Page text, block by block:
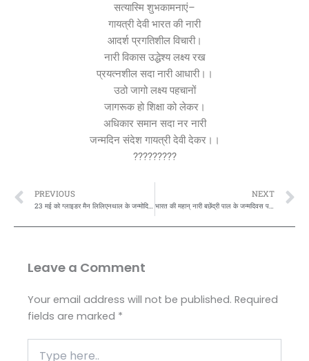
सत्यास्मि शुभकामनाएं–
गायत्री देवी भारत की नारी
आदर्श प्रगतिशील विचारी।
नारी विकास उद्धेश्य लक्ष्य रख
प्रयत्नशील सदा नारी आधारी।।
उठो जागो लक्ष्य पहचानों
जागरूक हो शिक्षा को लेकर।
अधिकार समान सदा नर नारी
जन्मदिन संदेश गायत्री देवी देकर।।
?????????
Prev
PREVIOUS
23 मई को ग्लाइडर मैन लिलिएनथाल के जन्मोदिवस पर सत्यास्मि मिशन की शुभकामनाएं:
NEXT
भारत की महान् नारी बछेंद्री पाल के जन्मदिवस पर सत्यास्मि मिशन की शुभकामनाएं:
Leave a Comment
Your email address will not be published. Required
fields are marked *